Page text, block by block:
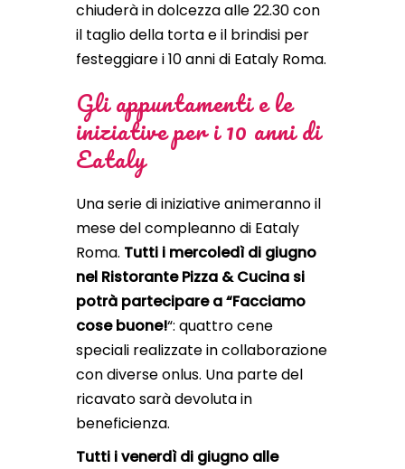
chiuderà in dolcezza alle 22.30 con
il taglio della torta e il brindisi per
festeggiare i 10 anni di Eataly Roma.
Gli appuntamenti e le
iniziative per i 10 anni di
Eataly
Una serie di iniziative animeranno il
mese del compleanno di Eataly
Roma. Tutti i mercoledì di giugno
nel Ristorante Pizza & Cucina si
potrà partecipare a “Facciamo
cose buone!“: quattro cene
speciali realizzate in collaborazione
con diverse onlus. Una parte del
ricavato sarà devoluta in
beneficienza.
Tutti i venerdì di giugno alle